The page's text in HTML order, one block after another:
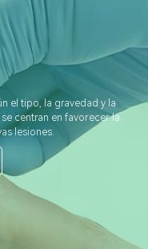
el tipo, la gravedad y la
centran en favorecer la
lesiones.